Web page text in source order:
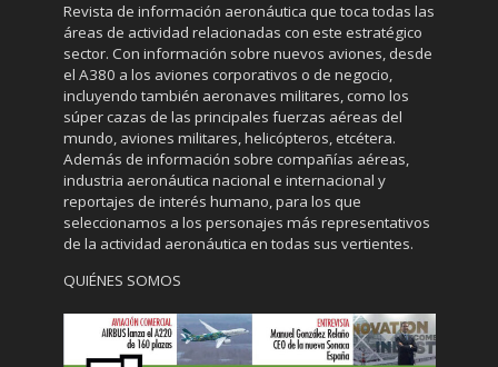
Revista de información aeronáutica que toca todas las
áreas de actividad relacionadas con este estratégico
sector. Con información sobre nuevos aviones, desde
el A380 a los aviones corporativos o de negocio,
incluyendo también aeronaves militares, como los
súper cazas de las principales fuerzas aéreas del
mundo, aviones militares, helicópteros, etcétera.
Además de información sobre compañías aéreas,
industria aeronáutica nacional e internacional y
reportajes de interés humano, para los que
seleccionamos a los personajes más representativos
de la actividad aeronáutica en todas sus vertientes.
QUIÉNES SOMOS